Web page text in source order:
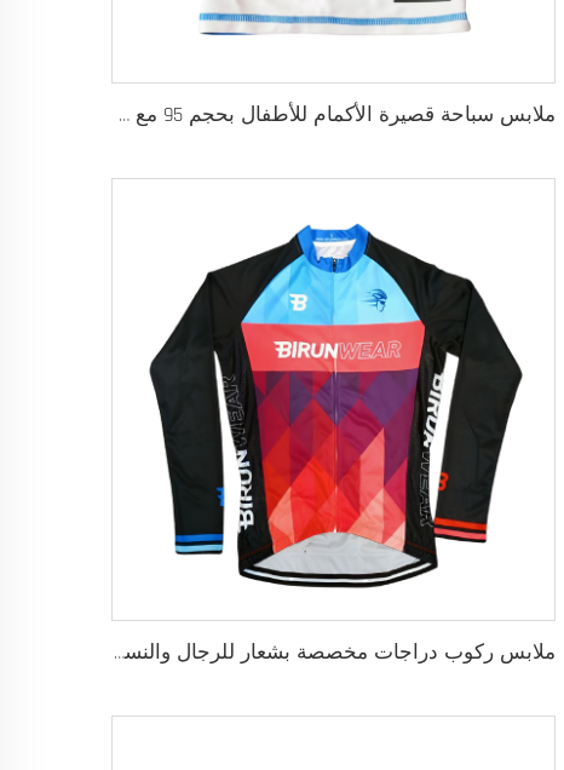
ملابس سباحة قصيرة الأكمام للأطفال بحجم 95 مع طباعة استوائية زاهية، نسيج واقي من الشمس بعامل حماية UPF 50+، مادة لينة وجافة بسرعة، مثالية للعب على الشاطئ أو في المسابح وعلى العطلات العائلية، تصميم مخصص
ملابس ركوب دراجات مخصصة بشعار للرجال والنساء 74، طقم تنفّس من مادة البوليستر 100% مع سروال داخلي قصير مبطن وقميص أداء عالي